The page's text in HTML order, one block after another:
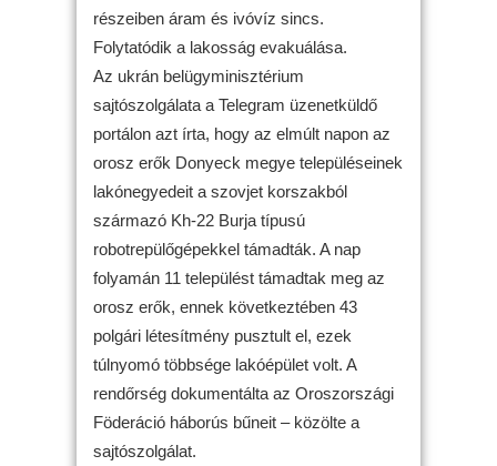
részeiben áram és ivóvíz sincs.
Folytatódik a lakosság evakuálása.
Az ukrán belügyminisztérium
sajtószolgálata a Telegram üzenetküldő
portálon azt írta, hogy az elmúlt napon az
orosz erők Donyeck megye településeinek
lakónegyedeit a szovjet korszakból
származó Kh-22 Burja típusú
robotrepülőgépekkel támadták. A nap
folyamán 11 települést támadtak meg az
orosz erők, ennek következtében 43
polgári létesítmény pusztult el, ezek
túlnyomó többsége lakóépület volt. A
rendőrség dokumentálta az Oroszországi
Föderáció háborús bűneit – közölte a
sajtószolgálat.